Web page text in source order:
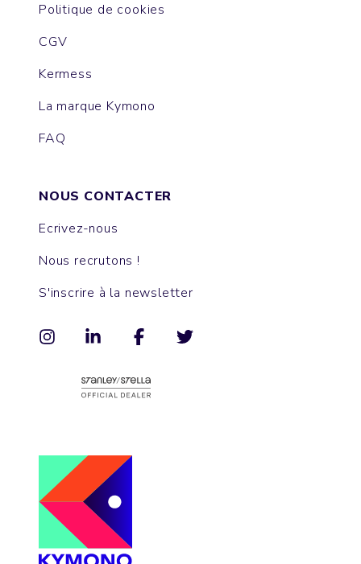
Politique de cookies
CGV
Kermess
La marque Kymono
FAQ
NOUS CONTACTER
Ecrivez-nous
Nous recrutons !
S'inscrire à la newsletter